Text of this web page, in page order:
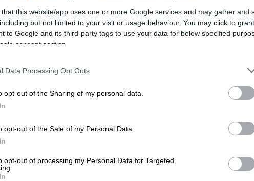
that this website/app uses one or more Google services and may gather and
but not limited to your visit or usage behaviour. You may click to
to Google and its third-party tags to use your data for below specified
consent section.
Data Processing Opt Outs
opt-out of the Sharing of my personal data.
opt-out of the Sale of my Personal Data.
opt-out of processing my Personal Data for Targeted
το ΕΘΝΟΣ στη Google
Ασάμ.
πνίγηκε στο σχολείο - Έρευνα αν